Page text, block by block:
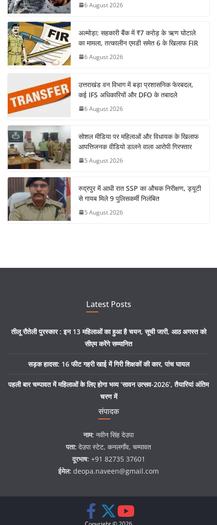
6 August 2026
अल्मोड़ा: सहकारी बैंक में ₹7 करोड़ के ऋण घोटाले
का मामला, तत्कालीन एमडी समेत 6 के खिलाफ FIR
6 August 2026
उत्तराखंड वन विभाग में बड़ा प्रशासनिक फेरबदल,
कई IFS अधिकारियों और DFO के तबादले
6 August 2026
सोशल मीडिया पर महिलाओं और विधायक के खिलाफ
आपत्तिजनक वीडियो डालने वाला आरोपी गिरफ्तार
5 August 2026
रुद्रपुर में आधी रात SSP का औचक निरीक्षण, ड्यूटी
से गायब मिले 9 पुलिसकर्मी निलंबित
5 August 2026
Latest Posts
तीलू रौतेली पुरस्कार : इन 13 महिलाओं का हुआ है चयन, सूची जारी, आठ अगस्त को
सीएम करेंगे सम्मानित
सड़क हादसा: 16 फीट गहरी खाई में गिरी शिक्षकों की कार, पांच घायल
पहली बार चम्पावत में महिलाओं के लिए होगा भव्य ‘सावन उत्सव-2026’, तैयारियां अंतिम
चरण में
संपादक
नाम: नवीन सिंह देउपा
पता: देउपा स्टेट, कनलगाँव, चम्पावत
दूरभाष: +91 82735 37601
ईमेल: deopa.naveen@gmail.com